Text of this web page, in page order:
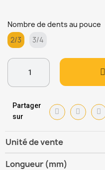
Nombre de dents au pouce
2/3
3/4
Partager
sur
Unité de vente
Longueur (mm)